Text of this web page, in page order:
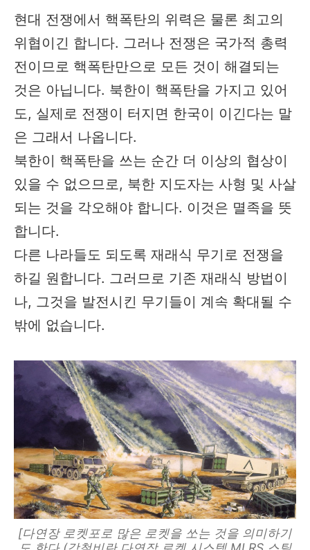
현대 전쟁에서 핵폭탄의 위력은 물론 최고의
위협이긴 합니다. 그러나 전쟁은 국가적 총력
전이므로 핵폭탄만으로 모든 것이 해결되는
것은 아닙니다. 북한이 핵폭탄을 가지고 있어
도, 실제로 전쟁이 터지면 한국이 이긴다는 말
은 그래서 나옵니다.
북한이 핵폭탄을 쓰는 순간 더 이상의 협상이
있을 수 없으므로, 북한 지도자는 사형 및 사살
되는 것을 각오해야 합니다. 이것은 멸족을 뜻
합니다.
다른 나라들도 되도록 재래식 무기로 전쟁을
하길 원합니다. 그러므로 기존 재래식 방법이
나, 그것을 발전시킨 무기들이 계속 확대될 수
밖에 없습니다.
[다연장 로켓포로 많은 로켓을 쏘는 것을 의미하기